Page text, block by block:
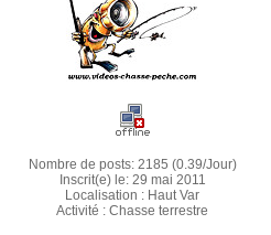
Nombre de posts: 2185 (0.39/Jour)
Inscrit(e) le: 29 mai 2011
Localisation : Haut Var
Activité : Chasse terrestre